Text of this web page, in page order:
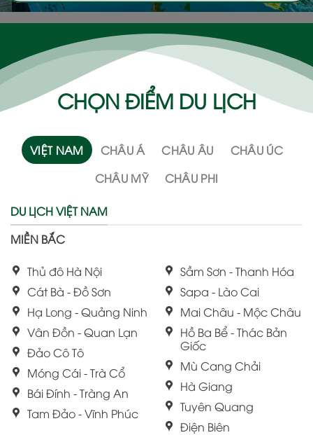
CHỌN ĐIỂM DU LỊCH
VIỆT NAM CHÂU Á CHÂU ÂU
CHÂU ÚC
CHÂU MỸ
CHÂU PHI
DU LỊCH VIỆT NAM
MIỀN BẮC
Thủ đô Hà Nội
Cát Bà - Đồ Sơn
Hạ Long - Quảng Ninh
Vân Đồn - Quan Lạn
Đảo Cô Tô
Móng Cái - Trà Cổ
Bái Đính - Tràng An
Tam Đảo - Vĩnh Phúc
Sầm Sơn - Thanh Hóa
Sapa - Lào Cai
Mai Châu - Mộc Châu
Hồ Ba Bể - Thác Bản
Giốc
Mù Cang Chải
Hà Giang
Tuyên Quang
Điện Biên